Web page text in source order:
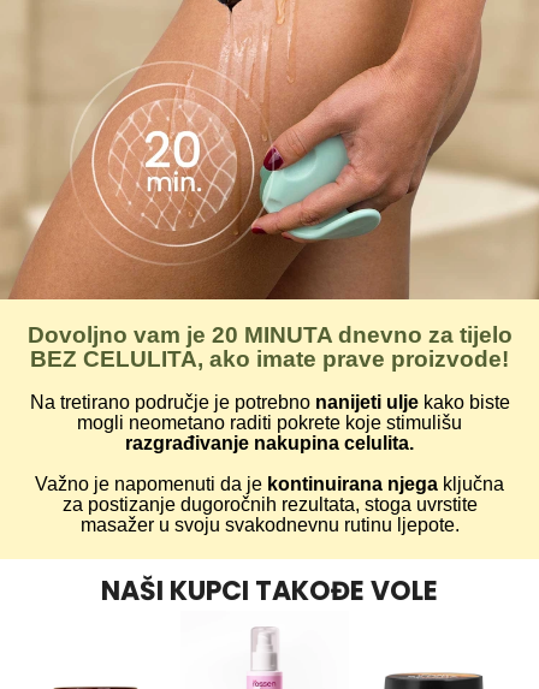
Dovoljno vam je 20 MINUTA dnevno za tijelo
BEZ CELULITA, ako imate prave proizvode!
Na tretirano područje je potrebno nanijeti uljekako biste
mogli neometano raditi pokrete koje stimulišu
razgrađivanje nakupina celulita.
Važno je napomenuti da je kontinuirana njega ključna
za postizanje dugoročnih rezultata, stoga uvrstite
masažer u svoju svakodnevnu rutinu ljepote.
NAŠI KUPCI TAKOĐE VOLE